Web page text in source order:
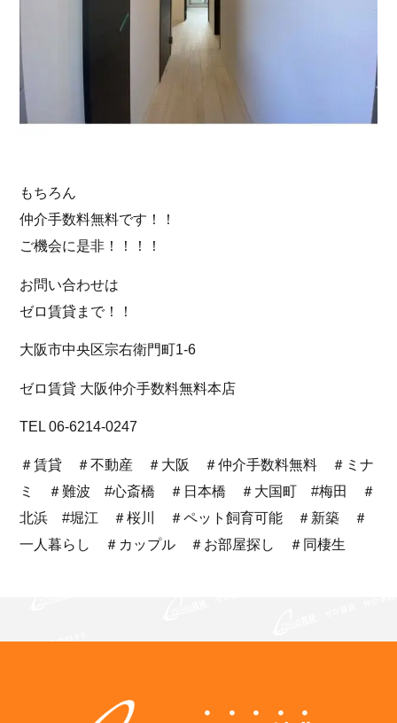
もちろん
仲介手数料無料です！！
ご機会に是非！！！！
お問い合わせは
ゼロ賃貸まで！！
大阪市中央区宗右衛門町1-6
ゼロ賃貸 大阪仲介手数料無料本店
TEL 06-6214-0247
＃賃貸 ＃不動産 ＃大阪 ＃仲介手数料無料 ＃ミナ
ミ ＃難波 #心斎橋 ＃日本橋 ＃大国町 #梅田 ＃
北浜 #堀江 ＃桜川 ＃ペット飼育可能 ＃新築 ＃
一人暮らし ＃カップル ＃お部屋探し ＃同棲生